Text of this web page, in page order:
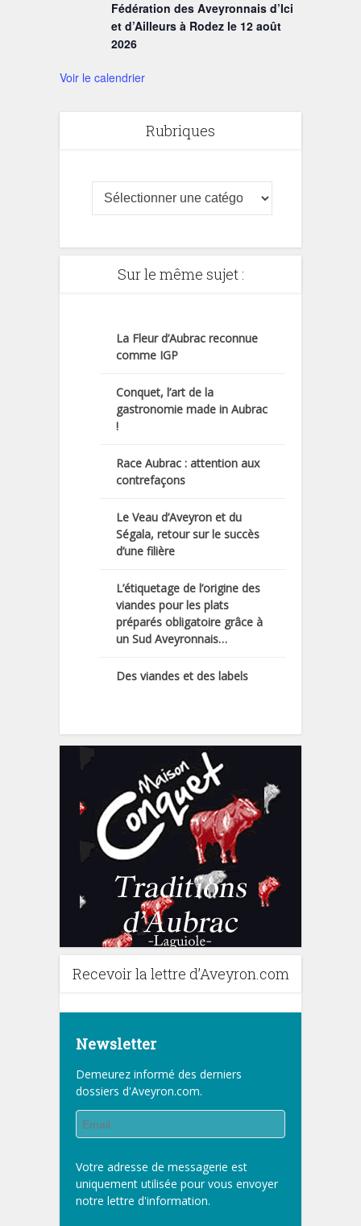
Fédération des Aveyronnais d’Ici
et d’Ailleurs à Rodez le 12 août
2026
Voir le calendrier
Rubriques
Sur le même sujet :
La Fleur d’Aubrac reconnue
comme IGP
Conquet, l’art de la
gastronomie made in Aubrac
!
Race Aubrac : attention aux
contrefaçons
Le Veau d’Aveyron et du
Ségala, retour sur le succès
d’une filière
L’étiquetage de l’origine des
viandes pour les plats
préparés obligatoire grâce à
un Sud Aveyronnais…
Des viandes et des labels
Recevoir la lettre d’Aveyron.com
Newsletter
Demeurez informé des derniers
dossiers d'Aveyron.com.
Votre adresse de messagerie est
uniquement utilisée pour vous envoyer
notre lettre d'information.